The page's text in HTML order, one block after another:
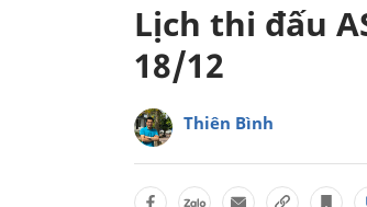
Lịch thi đấu
18/12
Thiên Bình